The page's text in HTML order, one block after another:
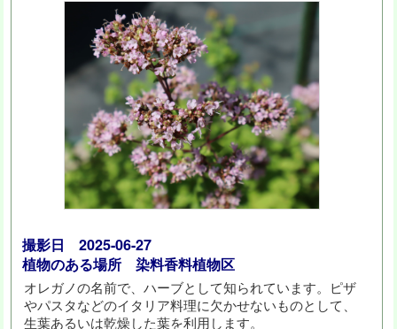
撮影日 2025-06-27
植物のある場所 染料香料植物区
オレガノの名前で、ハーブとして知られています。ピザ
やパスタなどのイタリア料理に欠かせないものとして、
生葉あるいは乾燥した葉を利用します。